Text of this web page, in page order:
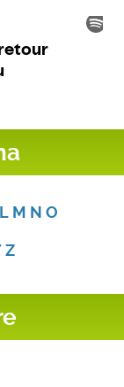
L M N O
Z